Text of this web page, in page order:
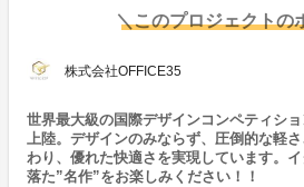
＼このプロジェクトの
株式会社OFFICE35
世界最大級の国際デザインコンペティシ
上陸。デザインのみならず、圧倒的な軽
わり、優れた快適さを実現しています。
落た”名作”をお楽しみください！！